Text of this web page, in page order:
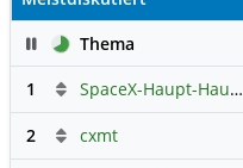
PauseThema
1
SpaceX-Haupt-Hauptforum
2 cxmt